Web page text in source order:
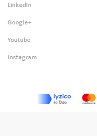
LinkedIn
Google+
Youtube
Instagram